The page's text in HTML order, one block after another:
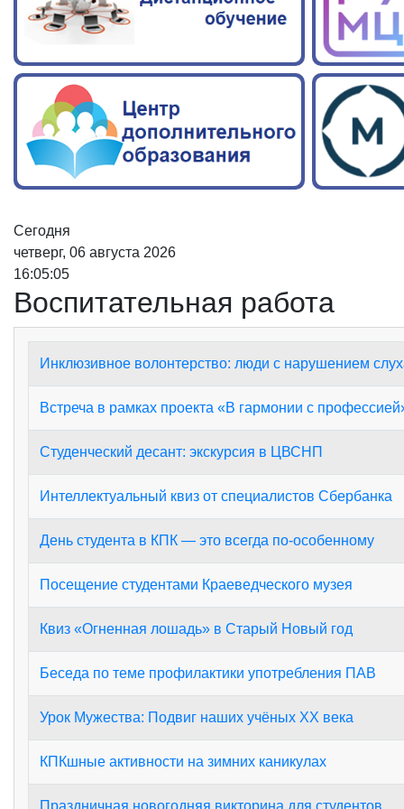
Сегодня
четверг, 06 августа 2026
16:05:06
Воспитательная работа
Инклюзивное волонтерство: люди с нарушением
Встреча в рамках проекта «В гармонии с
Студенческий десант: экскурсия в ЦВСНП
Интеллектуальный квиз от специалистов Сбербанка
День студента в КПК — это всегда по-особенному
Посещение студентами Краеведческого музея
Квиз «Огненная лошадь» в Старый Новый год
Беседа по теме профилактики употребления ПАВ
Урок Мужества: Подвиг наших учёных XX века
КПКшные активности на зимних каникулах